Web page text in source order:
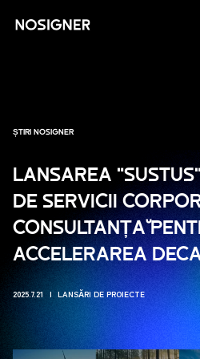
ACASĂ
ȘTIRI NOSIGNER
LANSAREA
DE SERVICII
CONSULTANȚĂ
ACCELERAREA
2025.7.21 LANSĂRI DE PROIECTE